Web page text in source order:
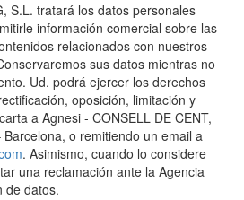
S.L. tratará los datos personales
información comercial sobre las
relacionados con nuestros
sus datos mientras no
Ud. podrá ejercer los derechos
oposición, limitación y
a Agnesi - CONSELL DE CENT,
o remitiendo un email a
. Asimismo, cuando lo considere
una reclamación ante la Agencia
de datos.